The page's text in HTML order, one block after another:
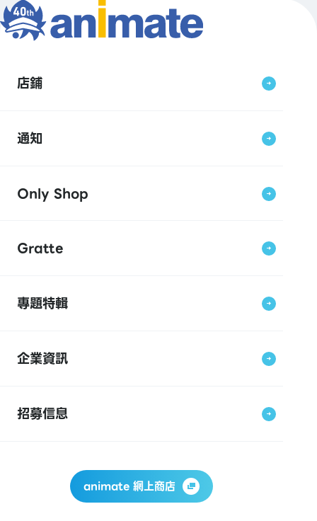
店鋪
通知
Only Shop
Gratte
專題特輯
企業資訊
招募信息
animate 網上商店